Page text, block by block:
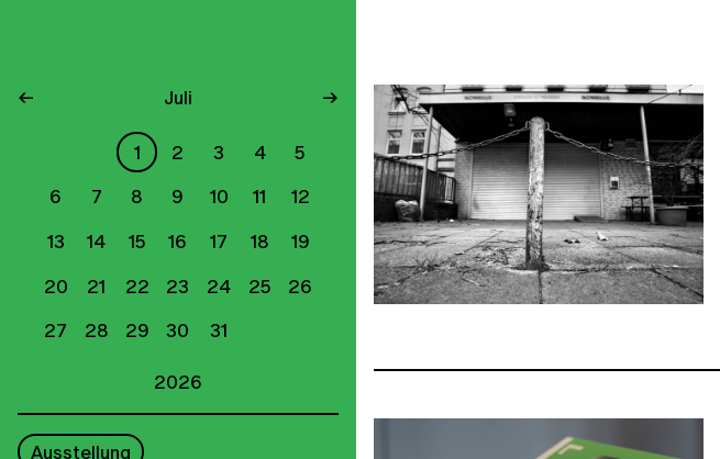
← Juli →
1 2 3 4
5
6
7 8 9 10 11
12
13
14 15 16 17 18
19
20
21 22 23 24 25
26
27
28 29 30
31
2026
Ausstellung